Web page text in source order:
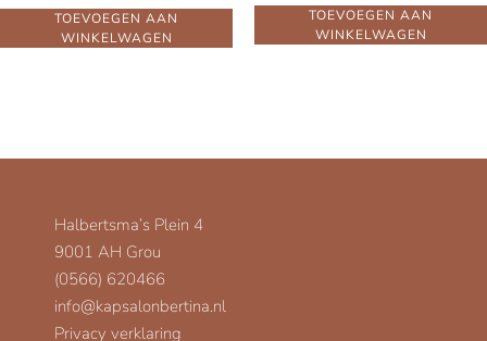
TOEVOEGEN AAN
WINKELWAGEN
TOEVOEGEN AAN
WINKELWAGEN
Halbertsma’s Plein 4
9001 AH Grou
(0566) 620466
info@kapsalonbertina.nl
Privacy verklaring